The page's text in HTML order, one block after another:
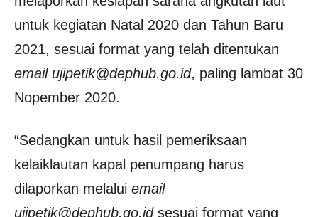
untuk kegiatan Natal 2020 dan Tahun Baru
2021, sesuai format yang telah ditentukan
email ujipetik@dephub.go.id, paling lambat 30
Nopember 2020.
“Sedangkan untuk hasil pemeriksaan
kelaiklautan kapal penumpang harus
dilaporkan melalui email
ujipetik@dephub.go.idsesuai format yang